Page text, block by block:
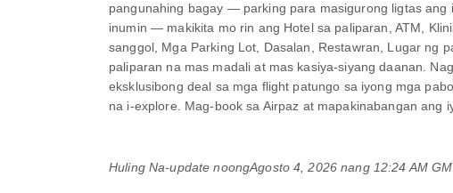
pangunahing bagay — parking para masigurong ligtas
inumin — makikita mo rin ang Hotel sa paliparan, ATM,
sanggol, Mga Parking Lot, Dasalan, Restawran, Lugar ng
paliparan na mas madali at mas kasiya-siyang daanan.
eksklusibong deal sa mga flight patungo sa iyong mga
na i-explore. Mag-book sa Airpaz at mapakinabangan ang
Huling Na-update noongAgosto 4, 2026 nang 12:24 AM